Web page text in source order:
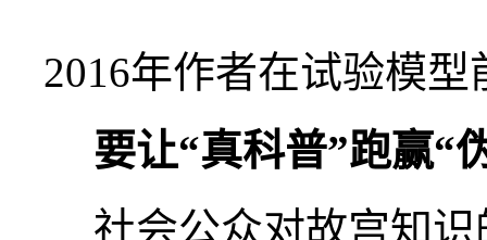
2016年作者在试验模
要让“真科普”跑赢“
社会公众对故宫知识